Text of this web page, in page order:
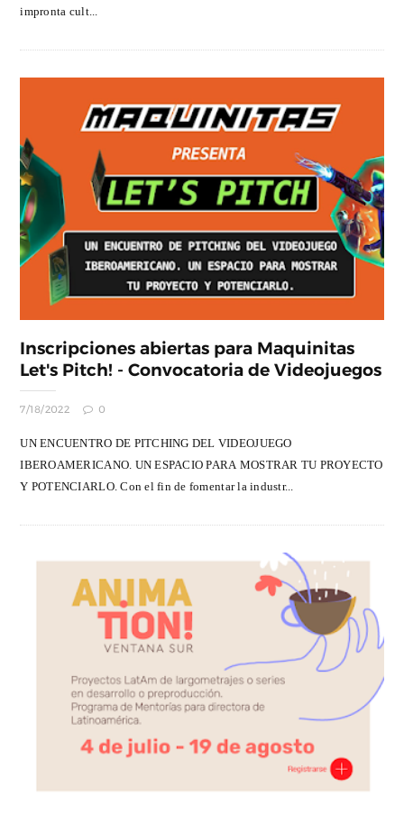
impronta cult...
Inscripciones abiertas para Maquinitas
Let's Pitch! - Convocatoria de Videojuegos
7/18/2022 0
UN ENCUENTRO DE PITCHING DEL VIDEOJUEGO
IBEROAMERICANO. UN ESPACIO PARA MOSTRAR TU PROYECTO
Y POTENCIARLO. Con el fin de fomentar la industr...